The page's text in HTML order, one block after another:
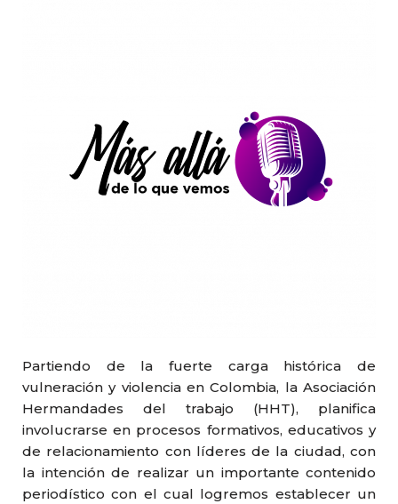
Partiendo de la fuerte carga histórica de
vulneración y violencia en Colombia, la Asociación
Hermandades del trabajo (HHT), planifica
involucrarse en procesos formativos, educativos y
de relacionamiento con líderes de la ciudad, con
la intención de realizar un importante contenido
periodístico con el cual logremos establecer un